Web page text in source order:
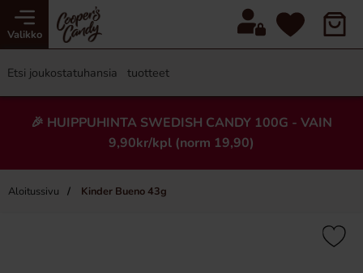
Valikko
🎉 HUIPPUHINTA SWEDISH CANDY 100G - VAIN
9,90kr/kpl (norm 19,90)
Aloitussivu Kinder Bueno 43g
×